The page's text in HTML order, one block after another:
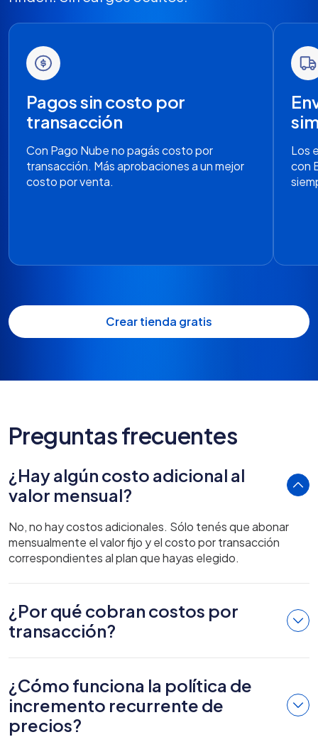
Pagos sin costo por
transacción
Con Pago Nube no pagás costo por
transacción. Más aprobaciones a un mejor
costo por venta.
Los
con
Crear tienda gratis
Preguntas frecuentes
¿Hay algún costo adicional al
valor mensual?
No, no hay costos adicionales. Sólo tenés que abonar
mensualmente el valor fijo y el costo por transacción
correspondientes al plan que hayas elegido.
¿Por qué cobran costos por
transacción?
¿Cómo funciona la política de
incremento recurrente de
precios?